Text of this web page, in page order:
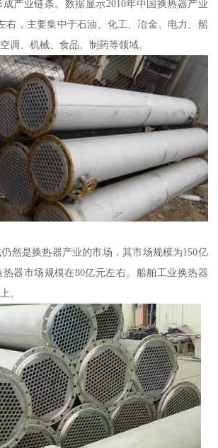
产业链条。数据显示2010年中国换热器产业
右，主要集中于石油、化工、冶金、电力、船
调、机械、食品、制药等领域。
然是换热器产业的市场，其市场规模为150亿
器市场规模在80亿元左右。船舶工业换热器
。